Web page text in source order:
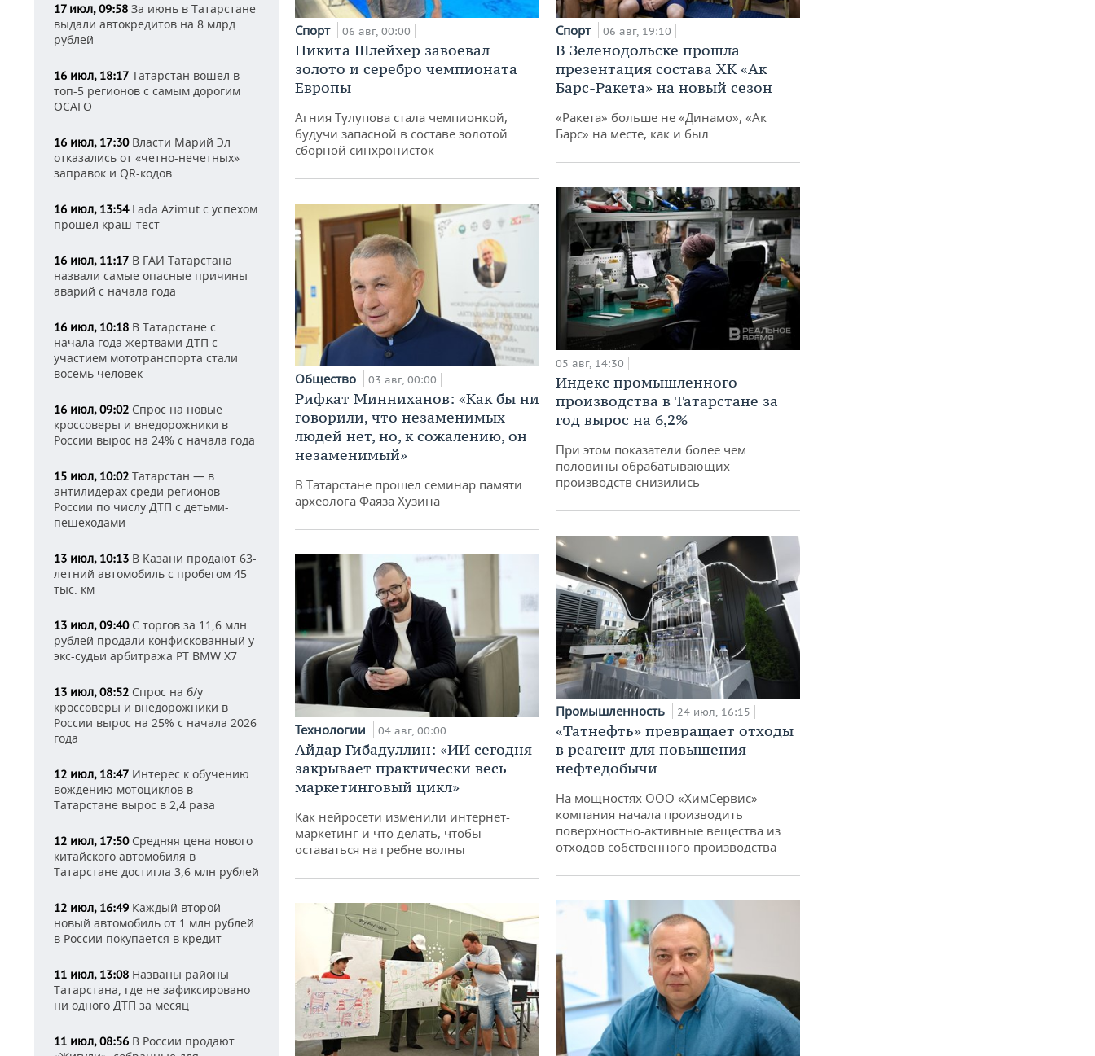
17 июл, 09:58 За июнь в Татарстане
выдали автокредитов на 8 млрд
рублей
16 июл, 18:17 Татарстан вошел в
топ-5 регионов с самым дорогим
ОСАГО
16 июл, 17:30Власти Марий Эл
отказались от «четно-нечетных»
заправок и QR-кодов
16 июл, 13:54Lada Azimut с успехом
прошел краш-тест
16 июл, 11:17 В ГАИ Татарстана
назвали самые опасные причины
аварий с начала года
16 июл, 10:18 В Татарстане с
начала года жертвами ДТП с
участием мототранспорта стали
восемь человек
16 июл, 09:02 Спрос на новые
кроссоверы и внедорожники в
России вырос на 24% с начала года
15 июл, 10:02 Татарстан — в
антилидерах среди регионов
России по числу ДТП с детьми-
пешеходами
13 июл, 10:13 В Казани продают 63-
летний автомобиль с пробегом 45
тыс. км
13 июл, 09:40С торгов за 11,6 млн
рублей продали конфискованный у
экс-судьи арбитража РТ BMW X7
13 июл, 08:52 Спрос на б/у
кроссоверы и внедорожники в
России вырос на 25% с начала 2026
года
12 июл, 18:47 Интерес к обучению
вождению мотоциклов в
Татарстане вырос в 2,4 раза
12 июл, 17:50Средняя цена нового
китайского автомобиля в
Татарстане достигла 3,6 млн рублей
12 июл, 16:49 Каждый второй
новый автомобиль от 1 млн рублей
в России покупается в кредит
11 июл, 13:08 Названы районы
Татарстана, где не зафиксировано
ни одного ДТП за месяц
11 июл, 08:56 В России продают
Спорт 06 авг, 00:00
Никита Шлейхер завоевал
золото и серебро чемпионата
Европы
Агния Тулупова стала чемпионкой,
будучи запасной в составе золотой
сборной синхронисток
Общество 03 авг, 00:00
Рифкат Минниханов: «Как бы ни
говорили, что незаменимых
людей нет, но, к сожалению, он
незаменимый»
В Татарстане прошел семинар памяти
археолога Фаяза Хузина
Технологии 04 авг, 00:00
Айдар Гибадуллин: «ИИ сегодня
закрывает практически весь
маркетинговый цикл»
Как нейросети изменили интернет-
маркетинг и что делать, чтобы
оставаться на гребне волны
Спорт 06 авг, 19:10
В Зеленодольске прошла
презентация состава ХК «Ак
Барс-Ракета» на новый сезон
«Ракета» больше не «Динамо», «Ак
Барс» на месте, как и был
05 авг, 14:30
Индекс промышленного
производства в Татарстане за
год вырос на 6,2%
При этом показатели более чем
половины обрабатывающих
производств снизились
Промышленность 24 июл, 16:15
«Татнефть» превращает отходы
в реагент для повышения
нефтедобычи
На мощностях ООО «ХимСервис»
компания начала производить
поверхностно-активные вещества из
отходов собственного производства